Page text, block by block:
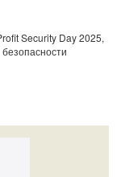
Security Day 2025,